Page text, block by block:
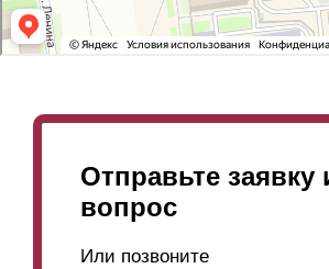
Отправьте заявку
вопрос
Или позвоните